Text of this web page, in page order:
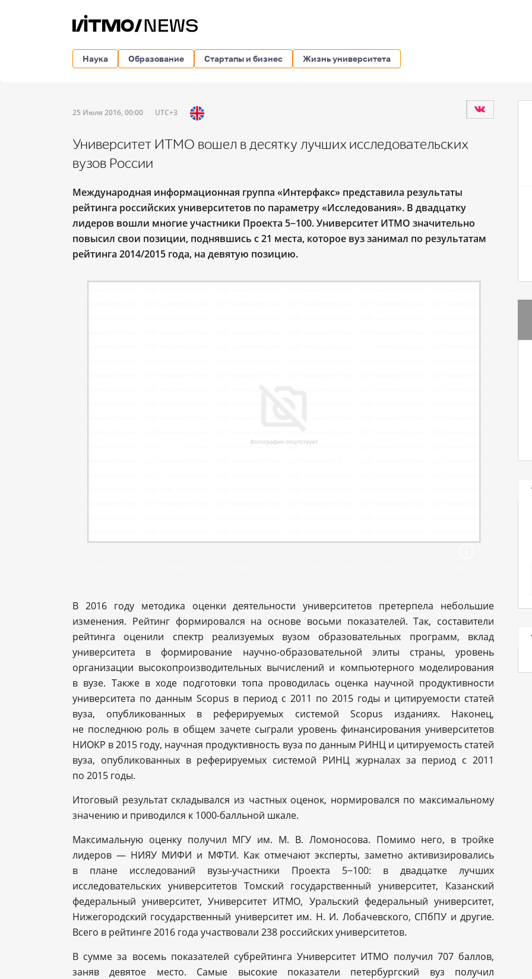
Наука Образование Стартапы и бизнес Жизнь университета
25 Июля 2016, 00:00 UTC+3
Университет ИТМО вошел в десятку лучших исследовательских
вузов России
Международная информационная группа «Интерфакс» представила результаты
рейтинга российских университетов по параметру «Исследования». В двадцатку
лидеров вошли многие участники Проекта 5−100. Университет ИТМО значительно
повысил свои позиции, поднявшись с 21 места, которое вуз занимал по результатам
рейтинга 2014/2015 года, на девятую позицию.
В 2016 году методика оценки деятельности университетов претерпела небольшие
изменения. Рейтинг формировался на основе восьми показателей. Так, составители
рейтинга оценили спектр реализуемых вузом образовательных программ, вклад
университета в формирование научно-образовательной элиты страны, уровень
организации высокопроизводительных вычислений и компьютерного моделирования
в вузе. Также в ходе подготовки топа проводилась оценка научной продуктивности
университета по данным Scopus в период с 2011 по 2015 годы и цитируемости статей
вуза, опубликованных в реферируемых системой Scopus изданиях. Наконец,
не последнюю роль в общем зачете сыграли уровень финансирования университетов
НИОКР в 2015 году, научная продуктивность вуза по данным РИНЦ и цитируемость статей
вуза, опубликованных в реферируемых системой РИНЦ журналах за период с 2011
по 2015 годы.
Итоговый результат складывался из частных оценок, нормировался по максимальному
значению и приводился к 1000-балльной шкале.
Максимальную оценку получил МГУ им. М. В. Ломоносова. Помимо него, в тройке
лидеров — НИЯУ МИФИ и МФТИ. Как отмечают эксперты, заметно активизировались
в плане исследований вузы-участники Проекта 5−100: в двадцатке лучших
исследовательских университетов Томский государственный университет, Казанский
федеральный университет, Университет ИТМО, Уральский федеральный университет,
Нижегородский государственный университет им. Н. И. Лобачевского, СПбПУ и другие.
Всего в рейтинге 2016 года участвовали 238 российских университетов.
В сумме за восемь показателей субрейтинга Университет ИТМО получил 707 баллов,
заняв девятое место. Самые высокие показатели петербургский вуз получил